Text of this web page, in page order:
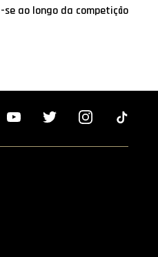
ao longo da competição